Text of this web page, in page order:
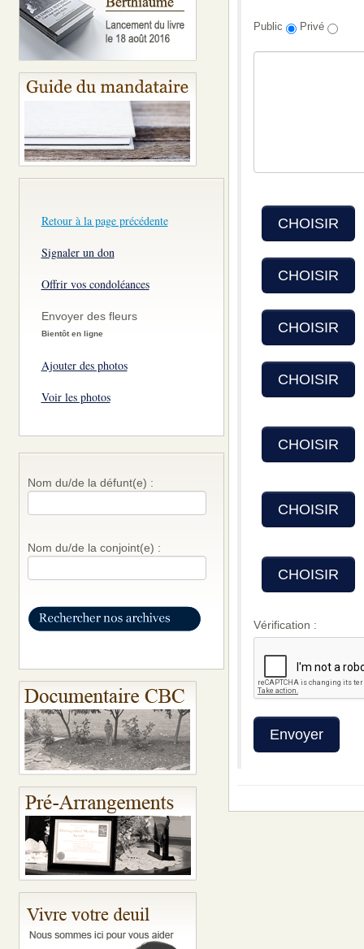
Retour à la page précédente
Signaler un don
Offrir vos condoléances
Envoyer des fleurs
Bientôt en ligne
Ajouter des photos
Voir les photos
Nom du/de la défunt(e) :
Nom du/de la conjoint(e) :
Public Privé
CHOISIR
CHOISIR
CHOISIR
CHOISIR
CHOISIR
CHOISIR
CHOISIR
Vérification :